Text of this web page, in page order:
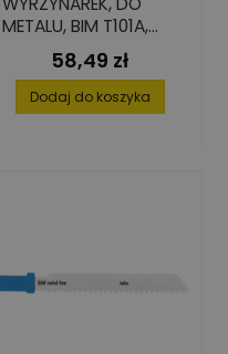
METALU, BIM T101A,
75X1,27X7,8 (5 SZT.)
Cena
58,49 zł
Dodaj do koszyka